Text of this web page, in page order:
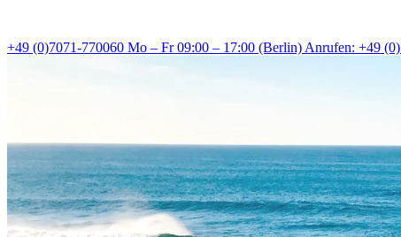
+49 (0)7071-770060 Mo – Fr 09:00 – 17:00 (Berlin) Anrufen: +49